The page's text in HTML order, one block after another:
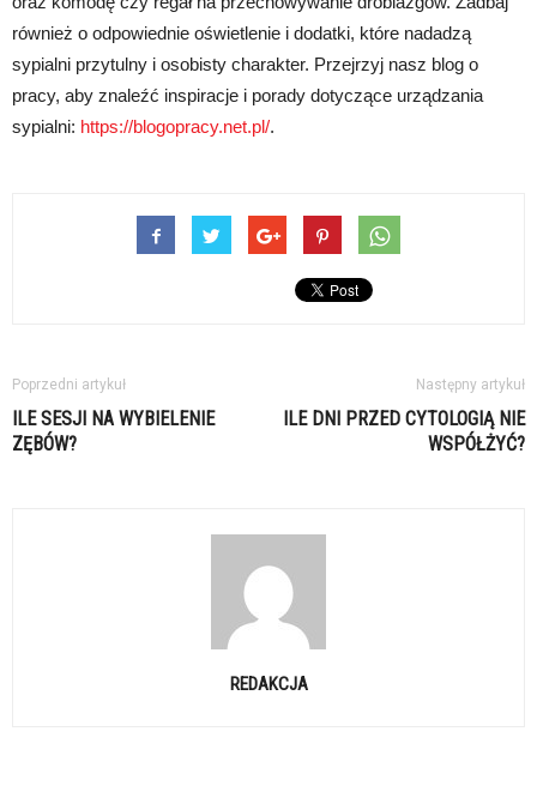
również o odpowiednie oświetlenie i dodatki, które nadadzą
sypialni przytulny i osobisty charakter. Przejrzyj nasz blog o
pracy, aby znaleźć inspiracje i porady dotyczące urządzania
sypialni: https://blogopracy.net.pl/.
Poprzedni artykuł
ILE SESJI NA WYBIELENIE
ZĘBÓW?
Następny artykuł
ILE DNI PRZED CYTOLOGIĄ NIE
WSPÓŁŻYĆ?
REDAKCJA